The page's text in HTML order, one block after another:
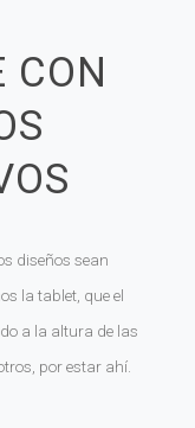
CON
diseños sean
la tablet, que el
a la altura de las
por estar ahí.